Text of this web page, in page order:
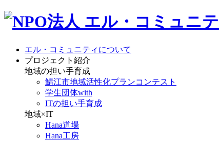
エル・コミュニティについて
プロジェクト紹介
地域の担い手育成
鯖江市地域活性化プランコンテスト
学生団体with
ITの担い手育成
地域×IT
Hana道場
Hana工房